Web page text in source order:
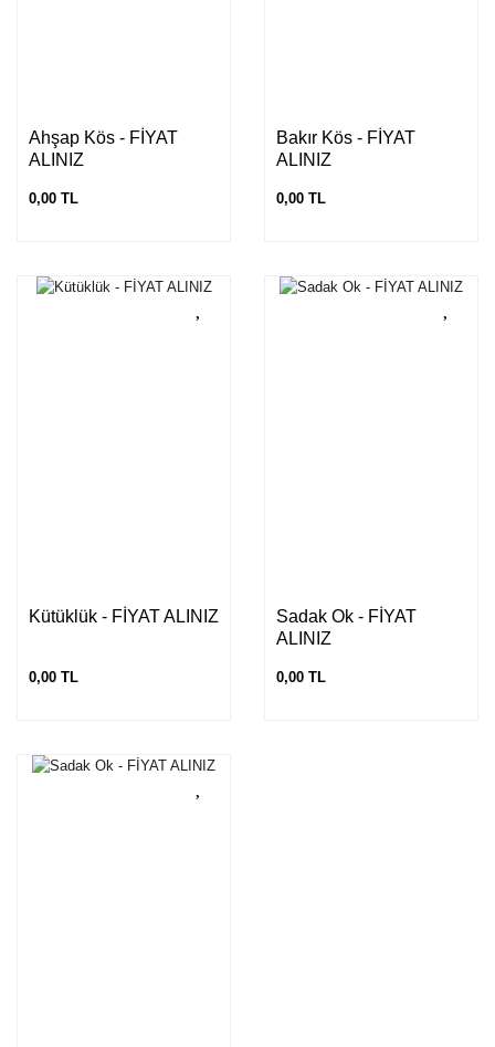
Ahşap Kös - FİYAT
ALINIZ
0,00 TL
Bakır Kös - FİYAT
ALINIZ
0,00 TL
Kütüklük - FİYAT ALINIZ
0,00 TL
Sadak Ok - FİYAT
ALINIZ
0,00 TL